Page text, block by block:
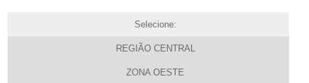
Selecione:
REGIÃO CENTRAL
ZONA OESTE